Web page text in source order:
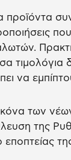
προϊόντα
τιμολόγια
να
των
της
εποπτείας